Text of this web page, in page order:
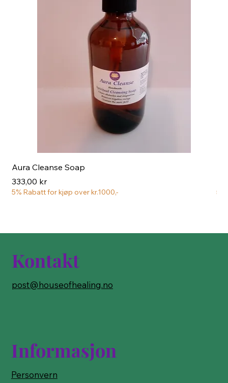
Aura Cleanse Soap
Pris
333,00 kr
5% Rabatt for kjøp over kr.1000,-
Kontakt
post@houseofhealing.no
Informasjon
Personvern